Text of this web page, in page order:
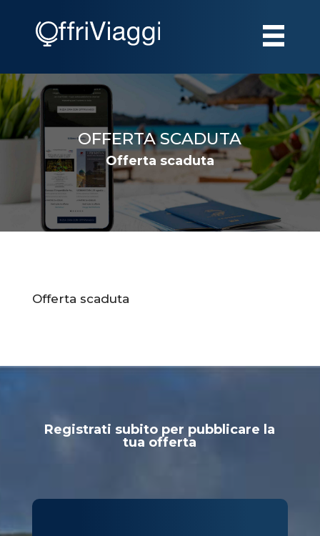
OFFERTA SCADUTA
Offerta scaduta
Offerta scaduta
Registrati subito per pubblicare la
tua offerta